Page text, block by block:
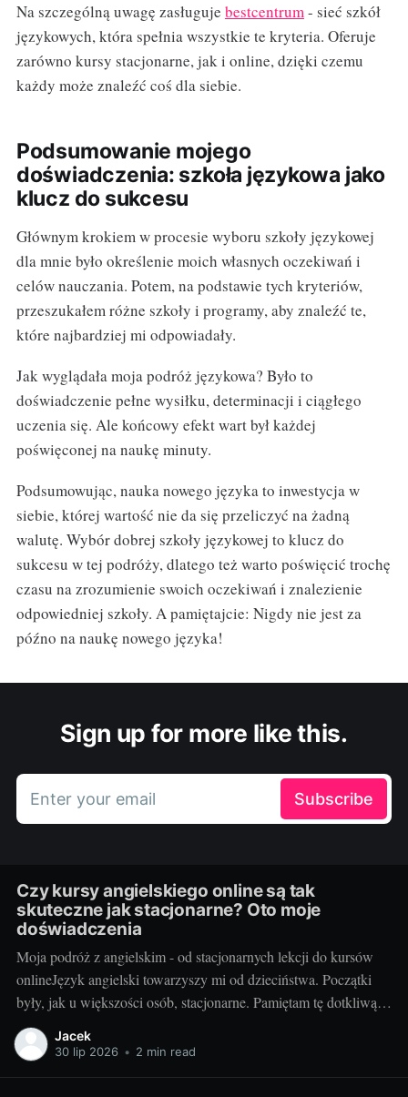
Na szczególną uwagę zasługuje bestcentrum- sieć szkół
językowych, która spełnia wszystkie te kryteria. Oferuje
zarówno kursy stacjonarne, jak i online, dzięki czemu
każdy może znaleźć coś dla siebie.
Podsumowanie mojego
doświadczenia: szkoła językowa jako
klucz do sukcesu
Głównym krokiem w procesie wyboru szkoły językowej
dla mnie było określenie moich własnych oczekiwań i
celów nauczania. Potem, na podstawie tych kryteriów,
przeszukałem różne szkoły i programy, aby znaleźć te,
które najbardziej mi odpowiadały.
Jak wyglądała moja podróż językowa? Było to
doświadczenie pełne wysiłku, determinacji i ciągłego
uczenia się. Ale końcowy efekt wart był każdej
poświęconej na naukę minuty.
Podsumowując, nauka nowego języka to inwestycja w
siebie, której wartość nie da się przeliczyć na żadną
walutę. Wybór dobrej szkoły językowej to klucz do
sukcesu w tej podróży, dlatego też warto poświęcić trochę
czasu na zrozumienie swoich oczekiwań i znalezienie
odpowiedniej szkoły. A pamiętajcie: Nigdy nie jest za
późno na naukę nowego języka!
Sign up for more like this.
Enter your email Subscribe
Czy kursy angielskiego online są tak
skuteczne jak stacjonarne? Oto moje
doświadczenia
Moja podróż z angielskim - od stacjonarnych lekcji do kursów
onlineJęzyk angielski towarzyszy mi od dzieciństwa. Początki
były, jak u większości osób, stacjonarne. Pamiętam tę dotkliwą
niechęć do porannego wstawania, pendolowania do szkoły i
powrotów w gorszym nastroju, niż w momencie wyjścia.
Jacek
30 lip 2026 • 2 min read